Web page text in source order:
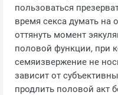
пользоваться
время секса думать на
оттянуть момент
половой функции, при
семяизвержение не
зависит от
продлить половой акт